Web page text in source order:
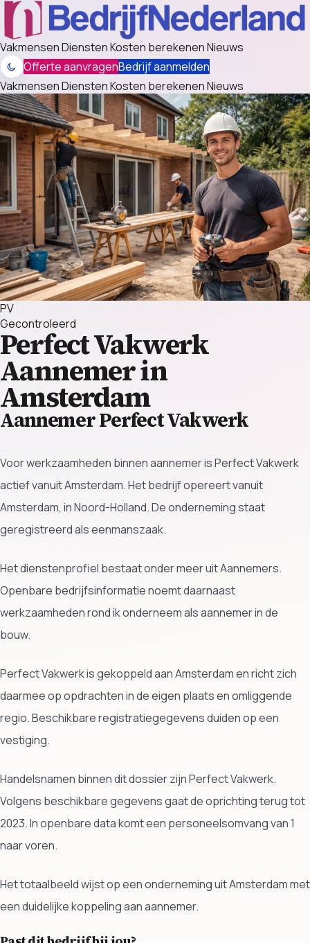
VakmensenDienstenKosten berekenenNieuws
Offerte aanvragenBedrijf aanmelden
VakmensenDienstenKosten berekenenNieuws
PV
Gecontroleerd
Perfect Vakwerk
Aannemer in
Amsterdam
Aannemer Perfect Vakwerk
Voor werkzaamheden binnen aannemer is Perfect Vakwerk
actief vanuit Amsterdam. Het bedrijf opereert vanuit
Amsterdam, in Noord-Holland. De onderneming staat
geregistreerd als eenmanszaak.
Het dienstenprofiel bestaat onder meer uit Aannemers.
Openbare bedrijfsinformatie noemt daarnaast
werkzaamheden rond ik onderneem als aannemer in de
bouw.
Perfect Vakwerk is gekoppeld aan Amsterdam en richt zich
daarmee op opdrachten in de eigen plaats en omliggende
regio. Beschikbare registratiegegevens duiden op een
vestiging.
Handelsnamen binnen dit dossier zijn Perfect Vakwerk.
Volgens beschikbare gegevens gaat de oprichting terug tot
2023. In openbare data komt een personeelsomvang van 1
naar voren.
Het totaalbeeld wijst op een onderneming uit Amsterdam met
een duidelijke koppeling aan aannemer.